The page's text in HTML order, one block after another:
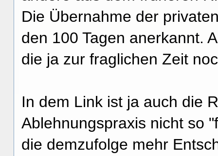
Die Übernahme der
den 100 Tagen anerkannt.
die ja zur fraglichen Zeit
In dem Link ist ja auch die
Ablehnungspraxis nicht so
die demzufolge mehr